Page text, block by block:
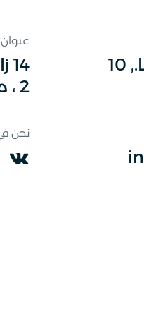
عنوان
2 ، منطقة كيروف ، كيروف ، 610046
نحن